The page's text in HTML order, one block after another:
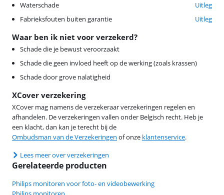
Waterschade
Uitleg
Fabrieksfouten buiten garantie
Uitleg
Waar ben ik niet voor verzekerd?
Schade die je bewust veroorzaakt
Schade die geen invloed heeft op de werking (zoals krassen)
Schade door grove nalatigheid
XCover verzekering
XCover mag namens de verzekeraar verzekeringen regelen en
afhandelen. De verzekeringen vallen onder Belgisch recht. Heb je
een klacht, dan kan je terecht bij de
Ombudsman van de Verzekeringen of onze klantenservice.
Lees meer over verzekeringen
Gerelateerde producten
Philips monitoren voor foto- en videobewerking